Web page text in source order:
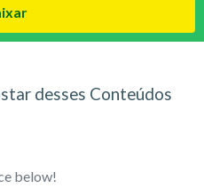
desses Conteúdos
below!